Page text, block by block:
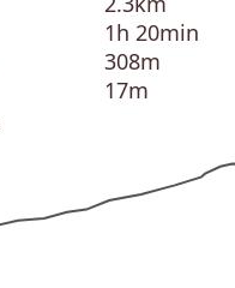
1h 20min
308m
17m